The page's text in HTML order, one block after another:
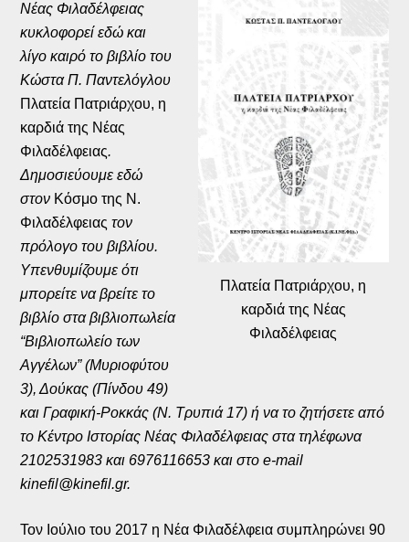
Πλατεία Πατριάρχου, η
καρδιά της Νέας
Φιλαδέλφειας
Νέας Φιλαδέλφειας
κυκλοφορεί εδώ και
λίγο καιρό το βιβλίο του
Κώστα Π. Παντελόγλου
Πλατεία Πατριάρχου, η
καρδιά της Νέας
Φιλαδέλφειας.
Δημοσιεύουμε εδώ
στον Κόσμο της Ν.
Φιλαδέλφειας τον
πρόλογο του βιβλίου.
Υπενθυμίζουμε ότι
μπορείτε να βρείτε το
βιβλίο στα βιβλιοπωλεία
“Βιβλιοπωλείο των
Αγγέλων” (Μυριοφύτου
3), Δούκας (Πίνδου 49)
και Γραφική-Ροκκάς (Ν. Τρυπιά 17) ή να το ζητήσετε από
το Κέντρο Ιστορίας Νέας Φιλαδέλφειας στα τηλέφωνα
2102531983 και 6976116653 και στο e-mail
kinefil@kinefil.gr.
Τον Ιούλιο του 2017 η Νέα Φιλαδέλφεια συμπληρώνει 90